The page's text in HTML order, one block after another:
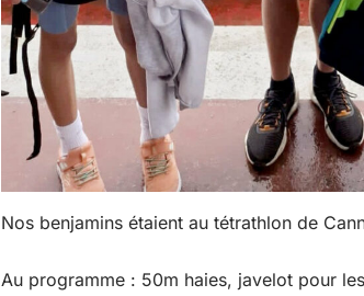
Nos benjamins étaient au tétrathlon de
Au programme : 50m haies, javelot pour